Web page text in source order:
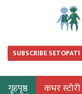
SUBSCRIBE SETOPATI
गृहपृष्ठ कभर स्टोरी